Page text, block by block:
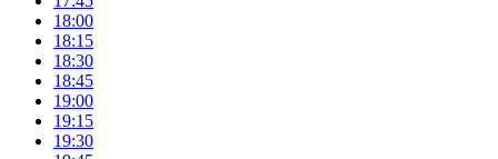
18:00
18:15
18:30
18:45
19:00
19:15
19:30